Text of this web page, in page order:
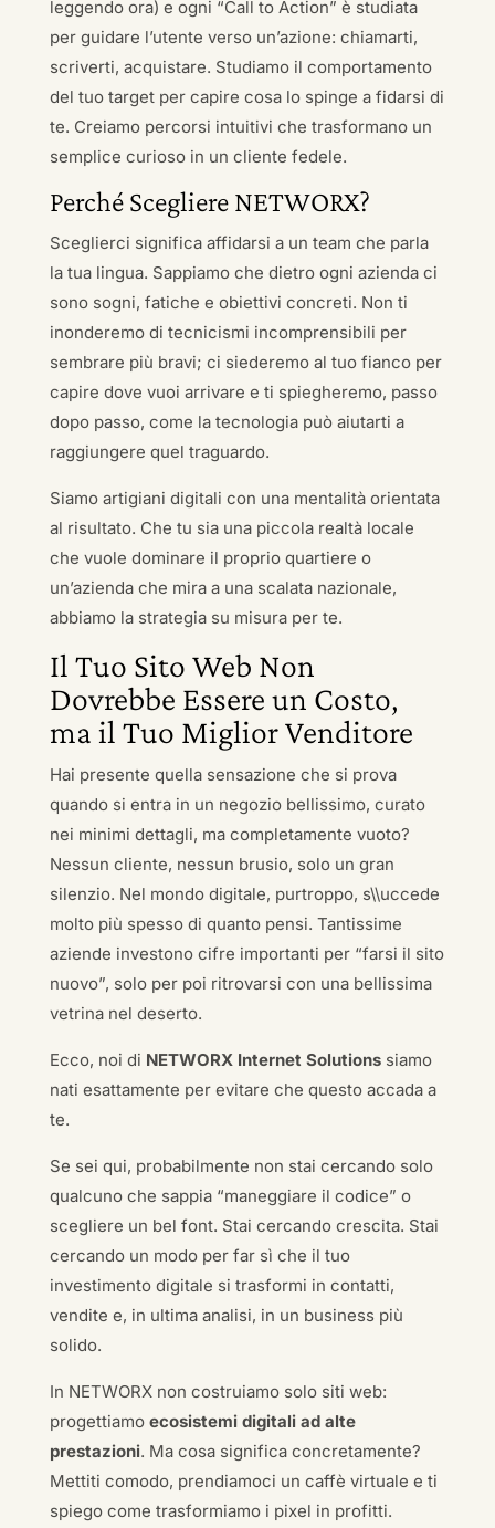
leggendo ora) e ogni “Call to Action” è studiata
per guidare l’utente verso un’azione: chiamarti,
scriverti, acquistare. Studiamo il comportamento
del tuo target per capire cosa lo spinge a fidarsi di
te. Creiamo percorsi intuitivi che trasformano un
semplice curioso in un cliente fedele.
Perché Scegliere NETWORX?
Sceglierci significa affidarsi a un team che parla
la tua lingua. Sappiamo che dietro ogni azienda ci
sono sogni, fatiche e obiettivi concreti. Non ti
inonderemo di tecnicismi incomprensibili per
sembrare più bravi; ci siederemo al tuo fianco per
capire dove vuoi arrivare e ti spiegheremo, passo
dopo passo, come la tecnologia può aiutarti a
raggiungere quel traguardo.
Siamo artigiani digitali con una mentalità orientata
al risultato. Che tu sia una piccola realtà locale
che vuole dominare il proprio quartiere o
un’azienda che mira a una scalata nazionale,
abbiamo la strategia su misura per te.
Il Tuo Sito Web Non
Dovrebbe Essere un Costo,
ma il Tuo Miglior Venditore
Hai presente quella sensazione che si prova
quando si entra in un negozio bellissimo, curato
nei minimi dettagli, ma completamente vuoto?
Nessun cliente, nessun brusio, solo un gran
silenzio. Nel mondo digitale, purtroppo, s\\uccede
molto più spesso di quanto pensi. Tantissime
aziende investono cifre importanti per “farsi il sito
nuovo”, solo per poi ritrovarsi con una bellissima
vetrina nel deserto.
Ecco, noi di NETWORX Internet Solutionssiamo
nati esattamente per evitare che questo accada a
te.
Se sei qui, probabilmente non stai cercando solo
qualcuno che sappia “maneggiare il codice” o
scegliere un bel font. Stai cercando crescita. Stai
cercando un modo per far sì che il tuo
investimento digitale si trasformi in contatti,
vendite e, in ultima analisi, in un business più
solido.
In NETWORX non costruiamo solo siti web:
progettiamo ecosistemi digitali ad alte
prestazioni. Ma cosa significa concretamente?
Mettiti comodo, prendiamoci un caffè virtuale e ti
spiego come trasformiamo i pixel in profitti.